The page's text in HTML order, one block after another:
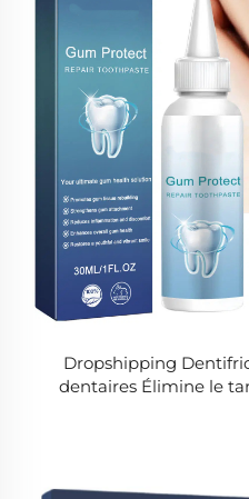
Dropshipping
dentaires Élimine le